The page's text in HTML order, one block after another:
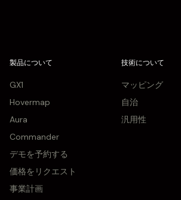
製品について
GX1
Hovermap
Aura
Commander
デモを予約する
価格をリクエスト
事業計画
技術について
マッピング
自治
汎用性